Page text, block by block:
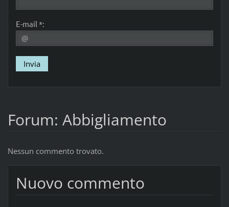
E-mail *:
Forum: Abbigliamento
Nessun commento trovato.
Nuovo commento